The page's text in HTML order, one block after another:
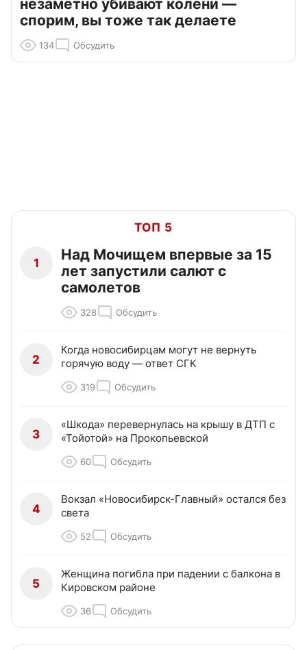
незаметно убивают колени —
спорим, вы тоже так делаете
134 Обсудить
ТОП 5
1
Над Мочищем впервые за 15
лет запустили салют с
самолетов
328 Обсудить
2
Когда новосибирцам могут не вернуть
горячую воду — ответ СГК
319 Обсудить
3
«Шкода» перевернулась на крышу в ДТП с
«Тойотой» на Прокопьевской
60 Обсудить
4
Вокзал «Новосибирск-Главный» остался без
света
52 Обсудить
5
Женщина погибла при падении с балкона в
Кировском районе
36 Обсудить